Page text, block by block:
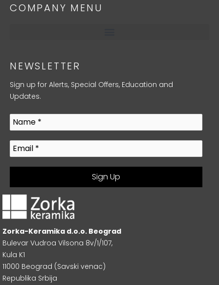
COMPANY MENU
NEWSLETTER
Sign up for Alerts, Special Offers, Education and
Updates.
Zorka-Keramika d.o.o. Beograd
Bulevar Vudroa Vilsona 8v/1/107,
Kula K1
11000 Beograd (Savski venac)
Republika Srbija